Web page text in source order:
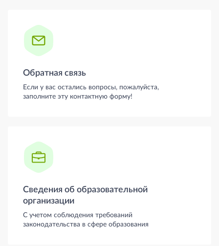
Обратная связь
Если у вас остались вопросы, пожалуйста,
заполните эту контактную форму!
Сведения об образовательной
организации
С учетом соблюдения требований
законодательства в сфере образования